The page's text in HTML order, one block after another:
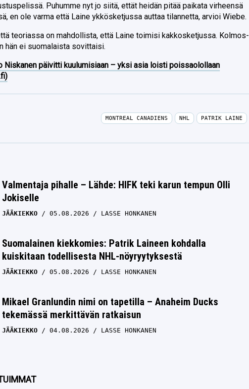
Puhumme nyt jo siitä, ettät heidän pitää paikata virheensä
en ole varma että Laine ykkösketjussa auttaa tilannetta, arvioi Wiebe.
teoriassa on mahdollista, että Laine toimisi kakkosketjussa. Kolmos-
hän ei suomalaista sovittaisi.
Niskanen päivitti kuulumisiaan – yksi asia loisti poissaolollaan
MONTREAL CANADIENS NHL PATRIK LAINE
Valmentaja pihalle – Lähde: HIFK teki karun tempun Olli
Jokiselle
JÄÄKIEKKO 05.08.2026 LASSE HONKANEN
Suomalainen kiekkomies: Patrik Laineen kohdalla
kuiskitaan todellisesta NHL-nöyryytyksestä
JÄÄKIEKKO 05.08.2026 LASSE HONKANEN
Mikael Granlundin nimi on tapetilla – Anaheim Ducks
tekemässä merkittävän ratkaisun
JÄÄKIEKKO 04.08.2026 LASSE HONKANEN